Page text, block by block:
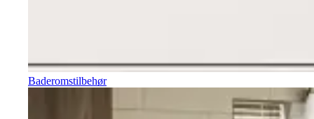
Baderomstilbehør